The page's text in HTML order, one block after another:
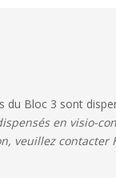
du Bloc 3 sont
en visio-
veuillez contacter